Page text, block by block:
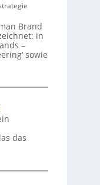
Brand
in
–
sowie
das